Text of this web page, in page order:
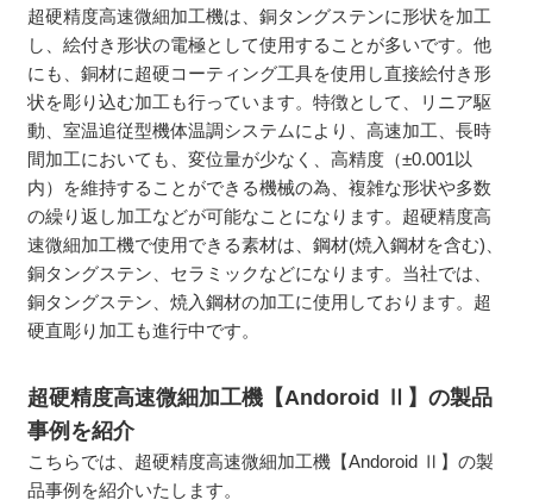
超硬精度高速微細加工機は、銅タングステンに形状を加工
し、絵付き形状の電極として使用することが多いです。他
にも、銅材に超硬コーティング工具を使用し直接絵付き形
状を彫り込む加工も行っています。特徴として、リニア駆
動、室温追従型機体温調システムにより、高速加工、長時
間加工においても、変位量が少なく、高精度（±0.001以
内）を維持することができる機械の為、複雑な形状や多数
の繰り返し加工などが可能なことになります。超硬精度高
速微細加工機で使用できる素材は、鋼材(焼入鋼材を含む)、
銅タングステン、セラミックなどになります。当社では、
銅タングステン、焼入鋼材の加工に使用しております。超
硬直彫り加工も進行中です。
超硬精度高速微細加工機【Andoroid Ⅱ】の製品
事例を紹介
こちらでは、超硬精度高速微細加工機【Andoroid Ⅱ】の製
品事例を紹介いたします。